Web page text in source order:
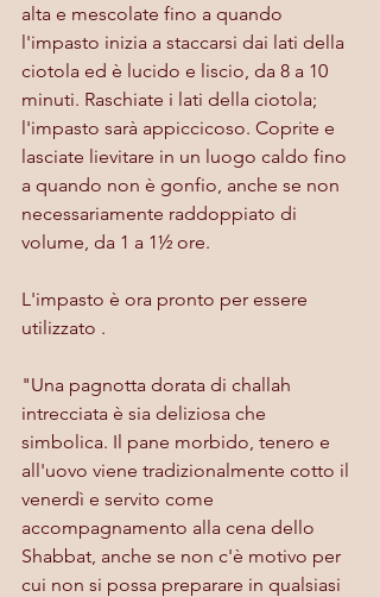
alta e mescolate fino a quando
l'impasto inizia a staccarsi dai lati della
ciotola ed è lucido e liscio, da 8 a 10
minuti. Raschiate i lati della ciotola;
l'impasto sarà appiccicoso. Coprite e
lasciate lievitare in un luogo caldo fino
a quando non è gonfio, anche se non
necessariamente raddoppiato di
volume, da 1 a 1½ ore.
L'impasto è ora pronto per essere
utilizzato .
"Una pagnotta dorata di challah
intrecciata è sia deliziosa che
simbolica. Il pane morbido, tenero e
all'uovo viene tradizionalmente cotto il
venerdì e servito come
accompagnamento alla cena dello
Shabbat, anche se non c'è motivo per
cui non si possa preparare in qualsiasi